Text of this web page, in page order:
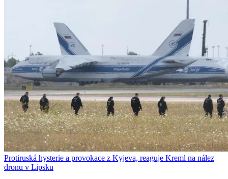
Protiruská hysterie a provokace z Kyjeva, reaguje Kreml na nález
dronu v Lipsku